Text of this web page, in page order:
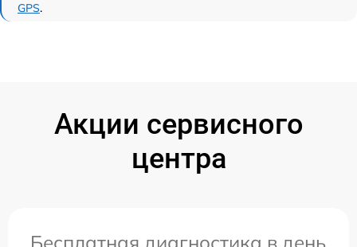
GPS.
Акции сервисного
центра